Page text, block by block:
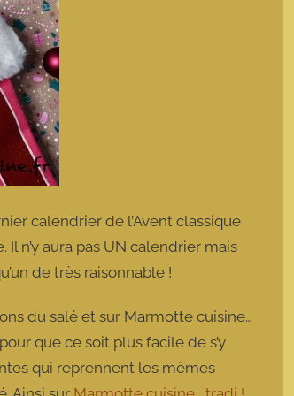
calendrier de l’Avent classique
n’y aura pas UN calendrier mais
de très raisonnable !
du salé et sur Marmotte cuisine…
que ce soit plus facile de s’y
qui reprennent les mêmes